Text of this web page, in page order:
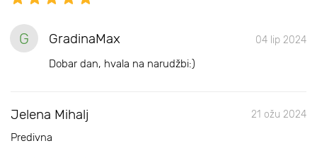
G GradinaMax 04 lip 2024
Dobar dan, hvala na narudžbi:)
Jelena Mihalj 21 ožu 2024
Predivna